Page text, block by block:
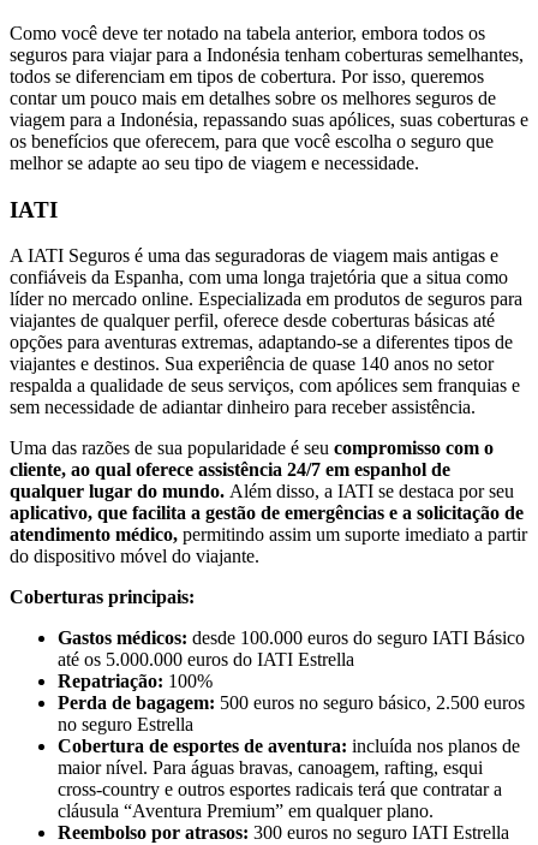
Como você deve ter notado na tabela anterior, embora todos os
seguros para viajar para a Indonésia tenham coberturas semelhantes,
todos se diferenciam em tipos de cobertura. Por isso, queremos
contar um pouco mais em detalhes sobre os melhores seguros de
viagem para a Indonésia, repassando suas apólices, suas coberturas e
os benefícios que oferecem, para que você escolha o seguro que
melhor se adapte ao seu tipo de viagem e necessidade.
IATI
A IATI Seguros é uma das seguradoras de viagem mais antigas e
confiáveis da Espanha, com uma longa trajetória que a situa como
líder no mercado online. Especializada em produtos de seguros para
viajantes de qualquer perfil, oferece desde coberturas básicas até
opções para aventuras extremas, adaptando-se a diferentes tipos de
viajantes e destinos. Sua experiência de quase 140 anos no setor
respalda a qualidade de seus serviços, com apólices sem franquias e
sem necessidade de adiantar dinheiro para receber assistência.
Uma das razões de sua popularidade é seu compromisso com o
cliente, ao qual oferece assistência 24/7 em espanhol de
qualquer lugar do mundo. Além disso, a IATI se destaca por seu
aplicativo, que facilita a gestão de emergências e a solicitação de
atendimento médico, permitindo assim um suporte imediato a partir
do dispositivo móvel do viajante.
Coberturas principais:
Gastos médicos: desde 100.000 euros do seguro IATI Básico
até os 5.000.000 euros do IATI Estrella
Repatriação: 100%
Perda de bagagem: 500 euros no seguro básico, 2.500 euros
no seguro Estrella
Cobertura de esportes de aventura: incluída nos planos de
maior nível. Para águas bravas, canoagem, rafting, esqui
cross-country e outros esportes radicais terá que contratar a
cláusula “Aventura Premium” em qualquer plano.
Reembolso por atrasos: 300 euros no seguro IATI Estrella